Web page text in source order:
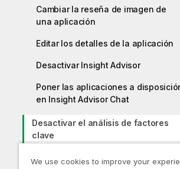
Cambiar la reseña de imagen de
una aplicación
Editar los detalles de la aplicación
Desactivar Insight Advisor
Poner las aplicaciones a
en Insight Advisor Chat
Desactivar el análisis de factores
clave
Habilitar scripts a nivel de gráfico
We use cookies to improve your